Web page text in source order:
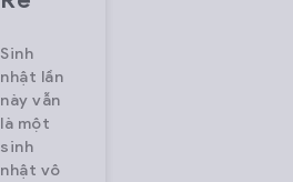
Sinh
nhật lần
này vẫn
là một
sinh
nhật vô